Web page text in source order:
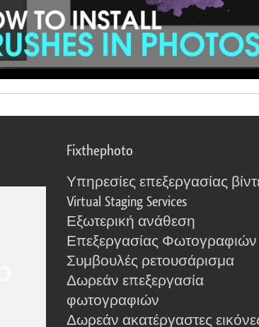
Fixthephoto
Υπηρεσίες επεξεργασίας
Virtual Staging Services
Εξωτερική ανάθεση
Επεξεργασίας Φωτογραφιών
Συμβουλές ρετουσάρισμα
Δωρεάν επεξεργασία
φωτογραφιών
Δωρεάν ακατέργαστες